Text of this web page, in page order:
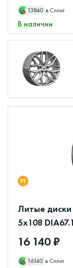
13840 в Сплит
В наличии
Литые
5x108
16 140 ₽
16140 в Сплит